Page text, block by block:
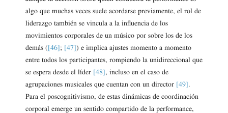
algo que muchas veces suele acordarse previamente, el rol de
liderazgo también se vincula a la influencia de los
movimientos corporales de un músico por sobre los de los
demás ([46]; [47]) e implica ajustes momento a momento
entre todos los participantes, rompiendo la unidireccional que
se espera desde el líder [48], incluso en el caso de
agrupaciones musicales que cuentan con un director [49].
Para el poscognitivismo, de estas dinámicas de coordinación
corporal emerge un sentido compartido de la performance,